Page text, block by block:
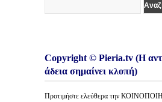
Copyright © Pieria.tv (Η
άδεια σημαίνει κλοπή)
Προτιμήστε ελεύθερα την